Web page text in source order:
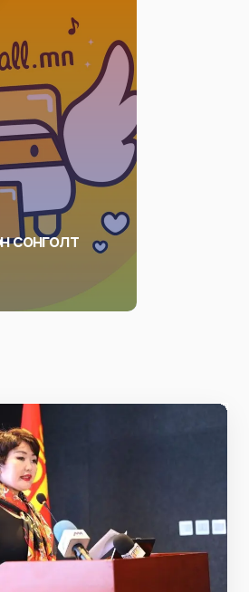
сонголт